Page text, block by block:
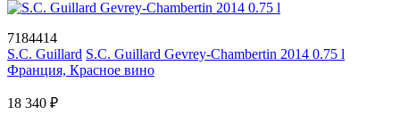
7184414
S.C. Guillard S.C. Guillard Gevrey-Chambertin 2014 0.75 l
Франция, Красное вино
18 340 ₽